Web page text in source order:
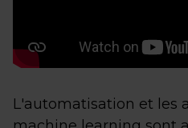
L'automatisation et les